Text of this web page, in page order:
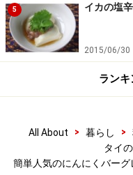
焦げ目が付いたら、
5 イカの塩
2015/06/30
ラン
All About > 暮らし >
タイ
簡単人気のにんにくバー